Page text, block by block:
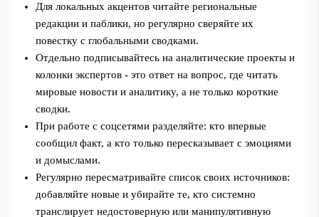
Для локальных акцентов читайте региональные
редакции и паблики, но регулярно сверяйте их
повестку с глобальными сводками.
Отдельно подписывайтесь на аналитические проекты и
колонки экспертов - это ответ на вопрос, где читать
мировые новости и аналитику, а не только короткие
сводки.
При работе с соцсетями разделяйте: кто впервые
сообщил факт, а кто только пересказывает с эмоциями
и домыслами.
Регулярно пересматривайте список своих источников:
добавляйте новые и убирайте те, кто системно
транслирует недостоверную или манипулятивную